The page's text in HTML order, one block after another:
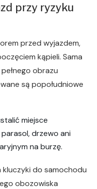
przy ryzyku
przed wyjazdem,
kąpieli. Sama
obrazu
są popołudniowe
miejsce
drzewo ani
na burzę.
kluczyki do samochodu
obozowiska